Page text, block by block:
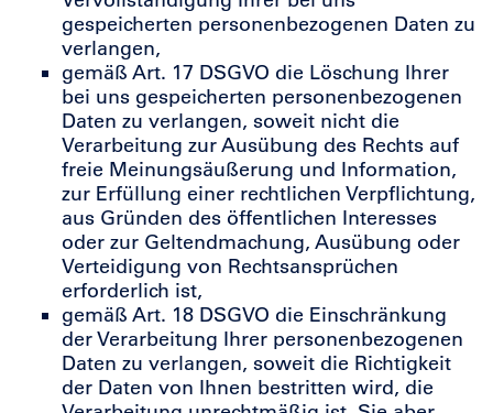
gespeicherten personenbezogenen Daten zu
verlangen,
gemäß Art. 17 DSGVO die Löschung Ihrer
bei uns gespeicherten personenbezogenen
Daten zu verlangen, soweit nicht die
Verarbeitung zur Ausübung des Rechts auf
freie Meinungsäußerung und Information,
zur Erfüllung einer rechtlichen Verpflichtung,
aus Gründen des öffentlichen Interesses
oder zur Geltendmachung, Ausübung oder
Verteidigung von Rechtsansprüchen
erforderlich ist,
gemäß Art. 18 DSGVO die Einschränkung
der Verarbeitung Ihrer personenbezogenen
Daten zu verlangen, soweit die Richtigkeit
der Daten von Ihnen bestritten wird, die